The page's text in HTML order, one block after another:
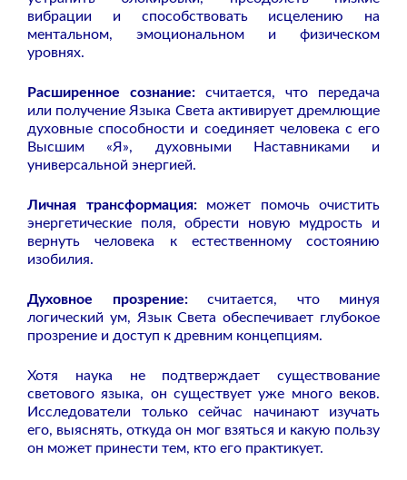
вибрации и способствовать исцелению на
ментальном, эмоциональном и физическом
уровнях.
Расширенное сознание: считается, что передача
или получение Языка Света активирует дремлющие
духовные способности и соединяет человека с его
Высшим «Я», духовными Наставниками и
универсальной энергией.
Личная трансформация:может помочь очистить
энергетические поля, обрести новую мудрость и
вернуть человека к естественному состоянию
изобилия.
Духовное прозрение:считается, что минуя
логический ум, Язык Света обеспечивает глубокое
прозрение и доступ к древним концепциям.
Хотя наука не подтверждает существование
светового языка, он существует уже много веков.
Исследователи только сейчас начинают изучать
его, выяснять, откуда он мог взяться и какую пользу
он может принести тем, кто его практикует.